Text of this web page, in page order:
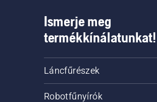
Ismerje meg
termékkínálatunkat!
Láncfűrészek
Robotfűnyírók